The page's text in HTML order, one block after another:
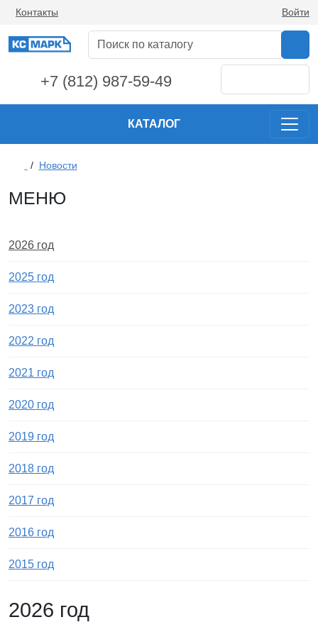
Контакты Войти
+7 (812) 987-59-49
КАТАЛОГ
/ Новости
МЕНЮ
2026 год
2025 год
2023 год
2022 год
2021 год
2020 год
2019 год
2018 год
2017 год
2016 год
2015 год
2026 год